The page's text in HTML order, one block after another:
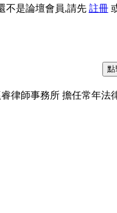
不是論壇會員,請先 註冊
律師事務所 擔任常年法